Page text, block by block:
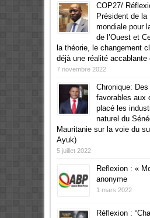
COP27/
Président de la
mondiale pour
de l’Ouest et
la théorie, le changement
déjà une réalité accablante
7 novembre 2022
Chronique:
favorables aux
placé les
naturel du
Mauritanie sur la voie du
Ayuk)
5 juillet 2022
Reflexion : «
anonyme
1 mars 2022
Réflexion :